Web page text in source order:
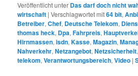
Veröffentlicht unter Das darf doch nicht
wirtschaft |Verschlagwortet mit64 bit,
Betreiber,Chef, Deutsche Telekom,
thomas heck, Dpa,Fahrpreis,
Hirnmassen,isdn,Kasse,Magazin,
Nahverkehr,Netzangebot,Netzsicherheit
telekom,Verantwortungsbereich,Video |